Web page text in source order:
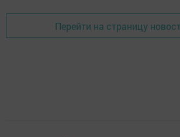
Перейти на страницу